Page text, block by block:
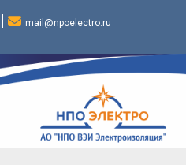
mail@npoelectro.ru